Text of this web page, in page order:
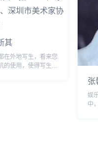
其
在外地写生，看来您
的使用，使得写生对
张
娱
中